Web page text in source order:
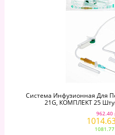
Система Инфузионная Для
21G, КОМПЛЕКТ 25
962.40